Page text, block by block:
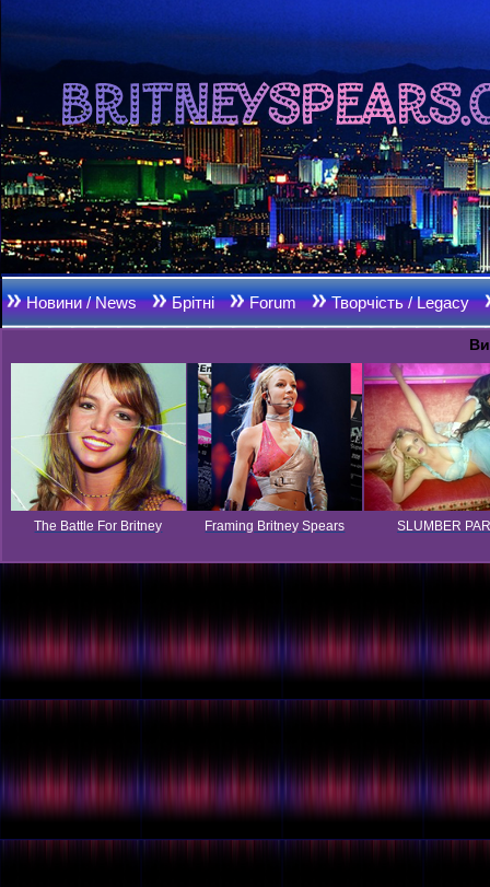
Новини / News Брітні Forum Творчість / Legacy
The Battle For Britney Framing Britney Spears SLUMBER